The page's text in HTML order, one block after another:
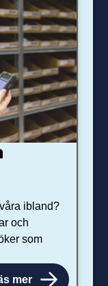
ibland?
och
som
mer